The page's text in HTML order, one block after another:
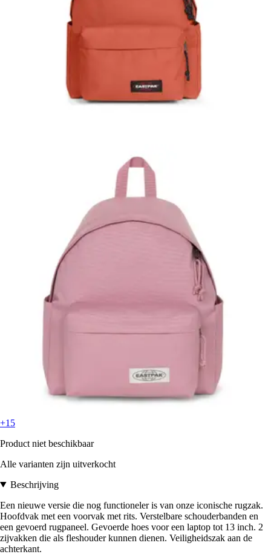
+15
Product niet beschikbaar
Alle varianten zijn uitverkocht
Beschrijving
Een nieuwe versie die nog functioneler is van onze iconische rugzak.
Hoofdvak met een voorvak met rits. Verstelbare schouderbanden en
een gevoerd rugpaneel. Gevoerde hoes voor een laptop tot 13 inch. 2
zijvakken die als fleshouder kunnen dienen. Veiligheidszak aan de
achterkant.